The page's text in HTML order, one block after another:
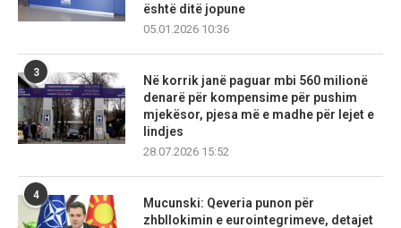
është ditë jopune
05.01.2026 10:36
3
Në korrik janë paguar mbi 560 milionë
denarë për kompensime për pushim
mjekësor, pjesa më e madhe për lejet e
lindjes
28.07.2026 15:52
4
Mucunski: Qeveria punon për
zhbllokimin e eurointegrimeve, detajet